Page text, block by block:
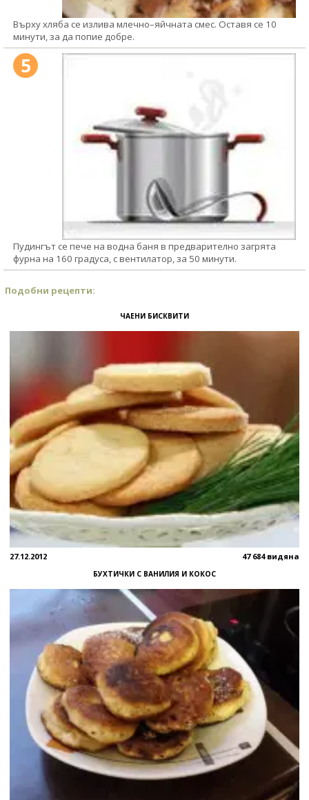
Върху хляба се излива млечно–яйчната смес. Оставя се 10
минути, за да попие добре.
5
Пудингът се пече на водна баня в предварително загрята
фурна на 160 градуса, с вентилатор, за 50 минути.
Подобни рецепти:
ЧАЕНИ БИСКВИТИ
27.12.2012 47 684 видяна
БУХТИЧКИ С ВАНИЛИЯ И КОКОС